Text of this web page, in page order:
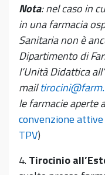
Nota: nel caso in
in una farmacia
Sanitaria non è
Dipartimento di
l’Unità Didattica
mail
le farmacie aperte
convenzione
TPV)
4.Tirocinio